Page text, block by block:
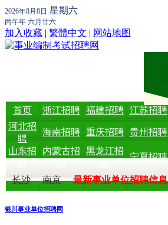
2026年8月8日 星期六
丙午年 六月廿六
加入收藏 | 繁體中文 | 网站地图
首页 浙江招聘 福建招聘 江苏招聘
河北招
聘
海南招聘 重庆招聘 贵州招聘
山东招
内蒙古招
黑龙江招
宁夏招聘
长沙 南京 最新事业单位招聘信息
银川事业单位招聘网